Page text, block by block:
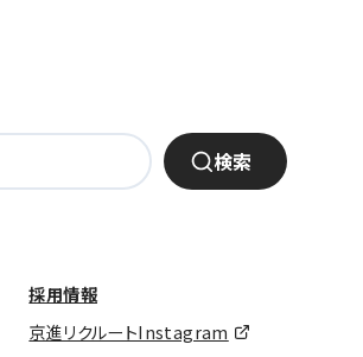
検索
採用情報
京進リクルートInstagram